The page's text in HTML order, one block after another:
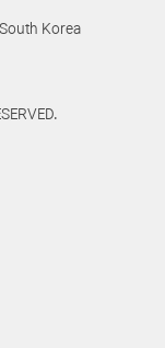
Korea